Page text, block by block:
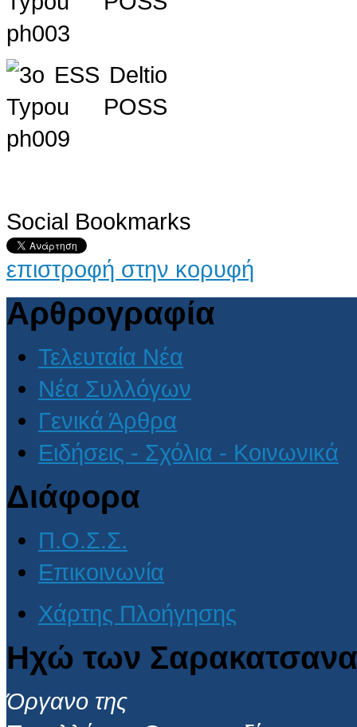
Social Bookmarks
επιστροφή στην κορυφή
Αρθρογραφία
Τελευταία Νέα
Νέα Συλλόγων
Γενικά Άρθρα
Ειδήσεις - Σχόλια - Κοινωνικά
Διάφορα
Π.Ο.Σ.Σ.
Επικοινωνία
Χάρτης Πλοήγησης
Ηχώ των
Όργανο της